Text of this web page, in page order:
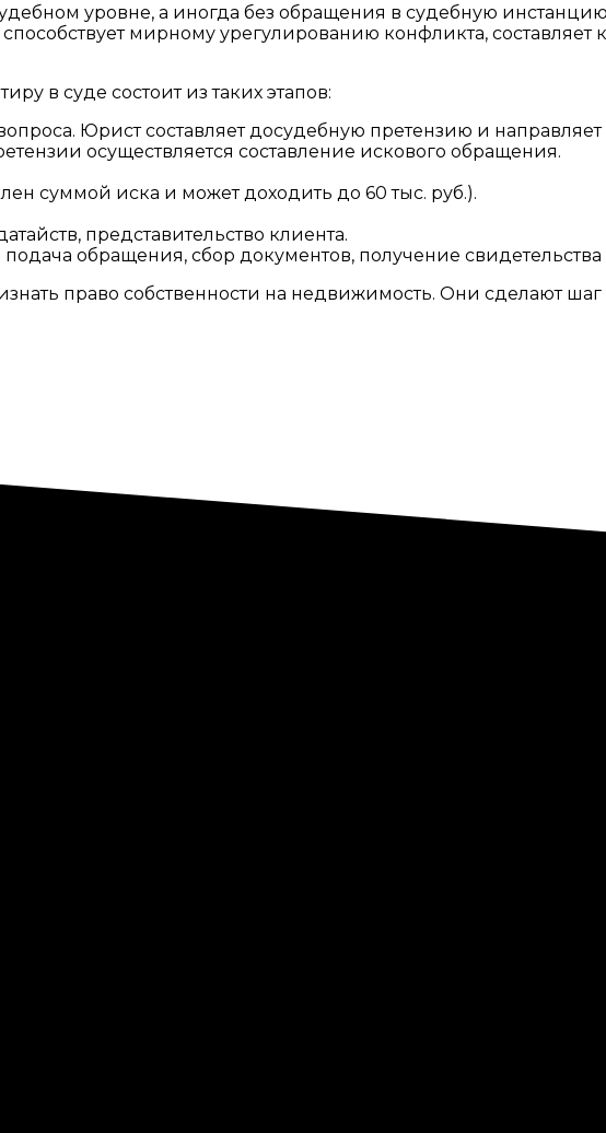
уровне, а иногда без обращения в судебную
мирному урегулированию конфликта, составляет
в суде состоит из таких этапов:
Юрист составляет досудебную претензию и направляет
осуществляется составление искового обращения.
суммой иска и может доходить до 60 тыс. руб.).
представительство клиента.
обращения, сбор документов, получение свидетельства
право собственности на недвижимость. Они сделают